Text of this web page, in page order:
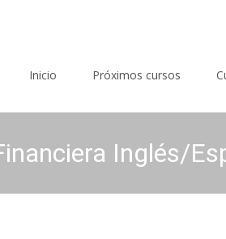
Inicio
Próximos cursos
Inglés/